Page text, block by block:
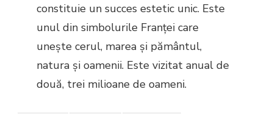
constituie un succes estetic unic. Este
unul din simbolurile Franței care
unește cerul, marea și pământul,
natura și oamenii. Este vizitat anual de
două, trei milioane de oameni.